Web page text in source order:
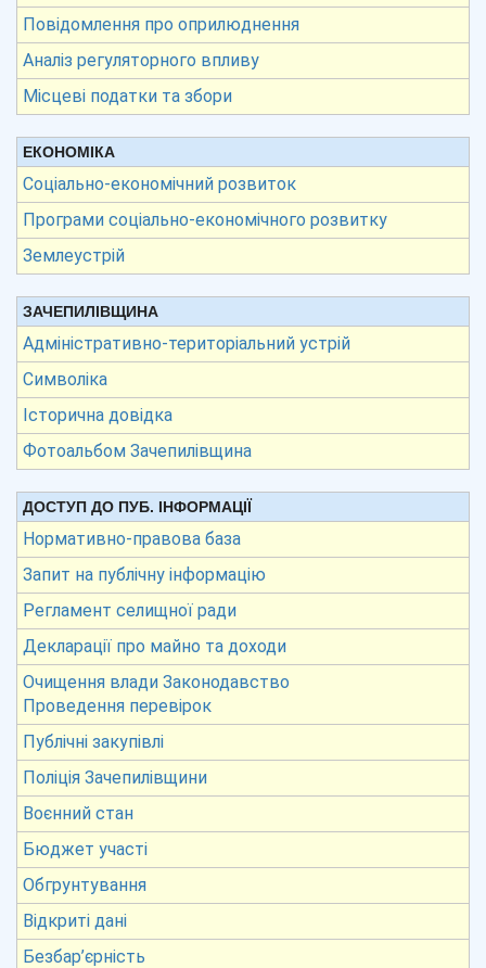
Повідомлення про оприлюднення
Аналіз регуляторного впливу
Місцеві податки та збори
ЕКОНОМІКА
Соціально-економічний розвиток
Програми соціально-економічного розвитку
Землеустрій
ЗАЧЕПИЛІВЩИНА
Адміністративно-територіальний устрій
Символіка
Історична довідка
Фотоальбом Зачепилівщина
ДОСТУП ДО ПУБ. ІНФОРМАЦІЇ
Нормативно-правова база
Запит на публічну інформацію
Регламент селищної ради
Декларації про майно та доходи
Очищення влади Законодавство
Проведення перевірок
Публічні закупівлі
Поліція Зачепилівщини
Воєнний стан
Бюджет участі
Обгрунтування
Відкриті дані
Безбар’єрність